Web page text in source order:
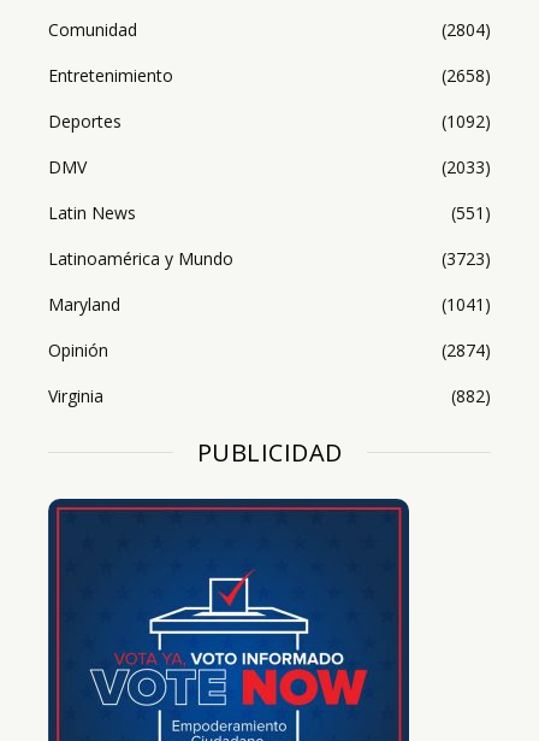
Comunidad
(2804)
Entretenimiento
(2658)
Deportes
(1092)
DMV
(2033)
Latin News
(551)
Latinoamérica y Mundo
(3723)
Maryland
(1041)
Opinión
(2874)
Virginia
(882)
PUBLICIDAD